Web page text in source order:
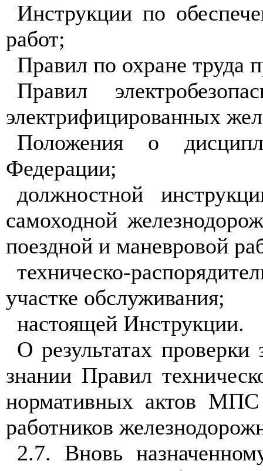
Инструкции по
работ;
Правил по охране труда
Правил
электрифицированных
Положения о
Федерации;
должностной
самоходной
поездной и маневровой
техническо-
участке обслуживания;
настоящей Инструкции.
О результатах
знании Правил
нормативных актов
работников
2.7. Вновь